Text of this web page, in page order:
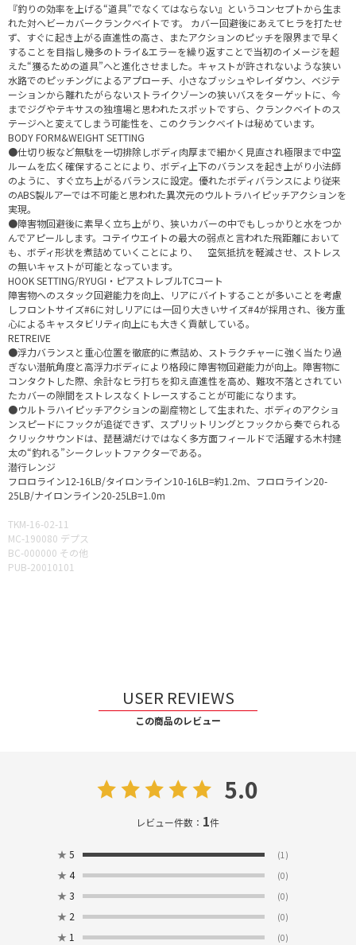
『釣りの効率を上げる“道具”でなくてはならない』というコンセプトから生ま
れた対ヘビーカバークランクベイトです。 カバー回避後にあえてヒラを打たせ
ず、すぐに起き上がる直進性の高さ、またアクションのピッチを限界まで早く
することを目指し幾多のトライ&エラーを繰り返すことで当初のイメージを超
えた“獲るための道具”へと進化させました。キャストが許されないような狭い
水路でのピッチングによるアプローチ、小さなブッシュやレイダウン、ベジテ
ーションから離れたがらないストライクゾーンの狭いバスをターゲットに、今
までジグやテキサスの独壇場と思われたスポットですら、クランクベイトのス
テージへと変えてしまう可能性を、このクランクベイトは秘めています。
BODY FORM&WEIGHT SETTING
●仕切り板など無駄を一切排除しボディ肉厚まで細かく見直され極限まで中空
ルームを広く確保することにより、ボディ上下のバランスを起き上がり小法師
のように、すぐ立ち上がるバランスに設定。優れたボディバランスにより従来
のABS製ルアーでは不可能と思われた異次元のウルトラハイピッチアクションを
実現。
●障害物回避後に素早く立ち上がり、狭いカバーの中でもしっかりと水をつか
んでアピールします。コテイウエイトの最大の弱点と言われた飛距離において
も、ボディ形状を煮詰めていくことにより、 空気抵抗を軽減させ、ストレス
の無いキャストが可能となっています。
HOOK SETTING/RYUGI・ピアストレブルTCコート
障害物へのスタック回避能力を向上、リアにバイトすることが多いことを考慮
しフロントサイズ#6に対しリアには一回り大きいサイズ#4が採用され、後方重
心によるキャスタビリティ向上にも大きく貢献している。
RETREIVE
●浮力バランスと重心位置を徹底的に煮詰め、ストラクチャーに強く当たり過
ぎない潜航角度と高浮力ボディにより格段に障害物回避能力が向上。障害物に
コンタクトした際、余計なヒラ打ちを抑え直進性を高め、難攻不落とされてい
たカバーの隙間をストレスなくトレースすることが可能になります。
●ウルトラハイピッチアクションの副産物として生まれた、ボディのアクショ
ンスピードにフックが追従できず、スプリットリングとフックから奏でられる
クリックサウンドは、琵琶湖だけではなく多方面フィールドで活躍する木村建
太の“釣れる”シークレットファクターである。
潜行レンジ
フロロライン12-16LB/タイロンライン10-16LB=約1.2m、フロロライン20-
25LB/ナイロンライン20-25LB=1.0m
TKM-16-02-11
MC-190080 デプス
BC-000000 その他
PUB-20010101
USER REVIEWS
この商品のレビュー
5.0
レビュー件数： 1件
★ 5 (1)
★ 4 (0)
★ 3 (0)
★ 2 (0)
★ 1 (0)